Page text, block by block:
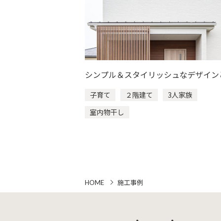
シンプル＆スタイリッシュなデザイ
子育て ２階建て
3人家族
室内物干し
HOME 施工事例